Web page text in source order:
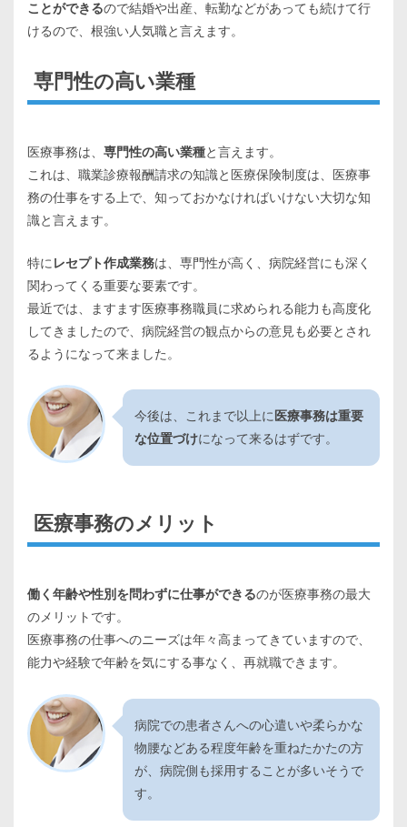
ことができるので結婚や出産、転勤などがあっても続けて行
けるので、根強い人気職と言えます。
専門性の高い業種
医療事務は、 専門性の高い業種と言えます。
これは、職業診療報酬請求の知識と医療保険制度は、医療事
務の仕事をする上で、知っておかなければいけない大切な知
識と言えます。
特に レセプト作成業務は、専門性が高く、病院経営にも深く
関わってくる重要な要素です。
最近では、ますます医療事務職員に求められる能力も高度化
してきましたので、病院経営の観点からの意見も必要とされ
るようになって来ました。
今後は、これまで以上に医療事務は重要
な位置づけになって来るはずです。
医療事務のメリット
働く年齢や性別を問わずに仕事ができるのが医療事務の最大
のメリットです。
医療事務の仕事へのニーズは年々高まってきていますので、
能力や経験で年齢を気にする事なく、再就職できます。
病院での患者さんへの心遣いや柔らかな
物腰などある程度年齢を重ねたかたの方
が、病院側も採用することが多いそうで
す。